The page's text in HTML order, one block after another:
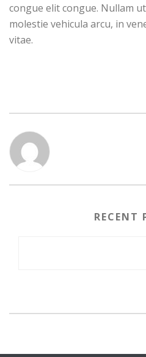
congue elit congue. Nullam
molestie vehicula arcu, in
vitae.
RECENT